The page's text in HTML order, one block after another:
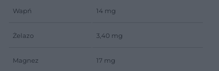
Wapń 14 mg
Żelazo 3,40 mg
Magnez 17 mg